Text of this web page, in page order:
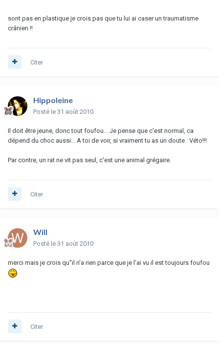
sont pas en plastique je crois pas que tu lui ai caser un traumatisme
crânien !!
Citer
Hippoleine
Posté le 31 août 2010
Il doit être jeune, donc tout foufou... Je pense que c'est normal, ca
dépend du choc aussi... A toi de voir, si vraiment tu as un doute : Véto!!!
Par contre, un rat ne vit pas seul, c'est une animal grégaire.
Citer
Will
Posté le 31 août 2010
merci mais je crois qu''il n'a rien parce que je l'ai vu il est toujours foufou
Citer